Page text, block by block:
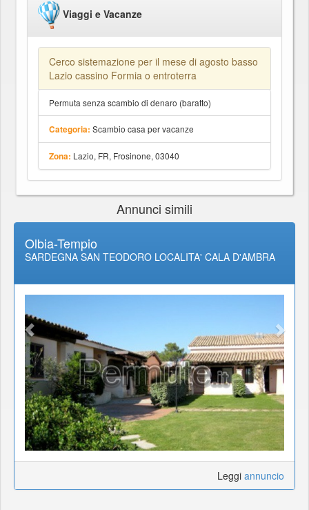
Viaggi e Vacanze
Cerco sistemazione per il mese di agosto basso
Lazio cassino Formia o entroterra
Permuta senza scambio di denaro (baratto)
Categoria: Scambio casa per vacanze
Zona: Lazio, FR, Frosinone, 03040
Annunci simili
Olbia-Tempio
SARDEGNA SAN TEODORO LOCALITA' CALA D'AMBRA
Leggi annuncio